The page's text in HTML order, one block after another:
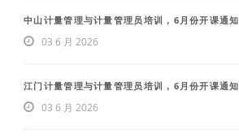
中山计量管理与计量管理员培训，6月份开课通知
03 6 月 2026
江门计量管理与计量管理员培训，6月份开课通知
03 6 月 2026